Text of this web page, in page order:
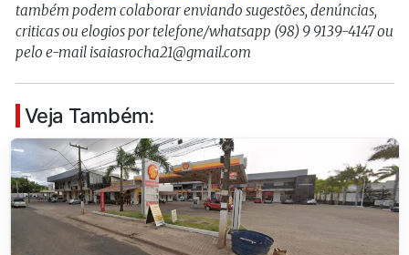
também podem colaborar enviando sugestões, denúncias,
criticas ou elogios por telefone/whatsapp (98) 9 9139-4147 ou
pelo e-mail isaiasrocha21@gmail.com
Veja Também: